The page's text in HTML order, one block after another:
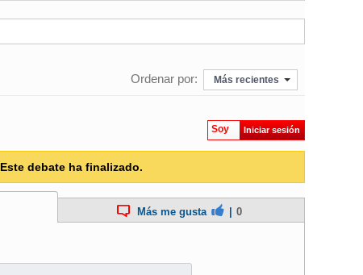
Ordenar por: Más recientes
Soy Iniciar sesión
Este debate ha finalizado.
Más me gusta 0